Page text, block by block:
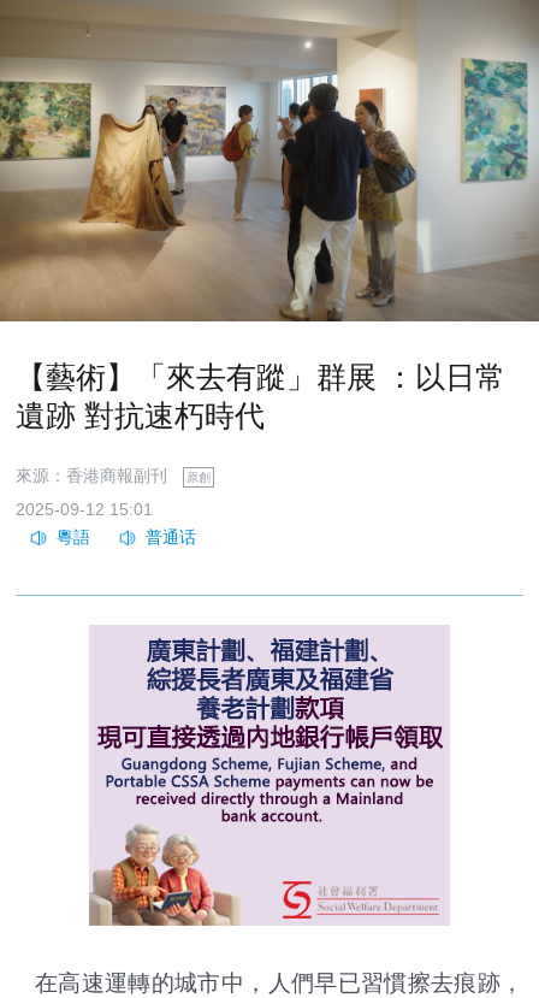
【藝術】「來去有蹤」群展 ：以日常
遺跡 對抗速朽時代
來源：香港商報副刊 原創
2025-09-12 15:01
在高速運轉的城市中，人們早已習慣擦去痕跡，